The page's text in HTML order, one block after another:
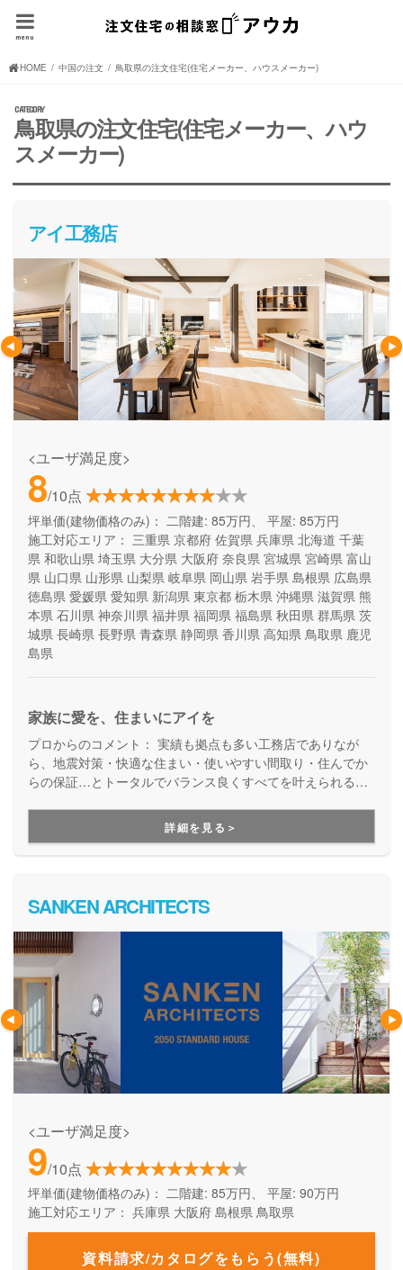
menu
HOME 中国の注文住宅(住宅メーカー、ハウスメーカー)
鳥取県の注文住宅(住宅メーカー、ハウスメーカー)
鳥取県の注文住宅(住宅メーカー、ハウ
スメーカー)
アイ工務店
<ユーザ満足度>
8/10点
坪単価(建物価格のみ)： 二階建: 85万円、 平屋: 85万円
施工対応エリア： 三重県 京都府 佐賀県 兵庫県 北海道 千葉
県 和歌山県 埼玉県 大分県 大阪府 奈良県 宮城県 宮崎県 富山
県 山口県 山形県 山梨県 岐阜県 岡山県 岩手県 島根県 広島県
徳島県 愛媛県 愛知県 新潟県 東京都 栃木県 沖縄県 滋賀県 熊
本県 石川県 神奈川県 福井県 福岡県 福島県 秋田県 群馬県 茨
城県 長崎県 長野県 青森県 静岡県 香川県 高知県 鳥取県 鹿児
島県
家族に愛を、住まいにアイを
プロからのコメント： 実績も拠点も多い工務店でありなが
ら、地震対策・快適な住まい・使いやすい間取り・住んでか
らの保証…とトータルでバランス良くすべてを叶えられる家
用できる間取り提案も得意なので、末長く安心して暮らせる
住まいをお求めの方、安心できるプロにまるっとお任せした
い方にもお勧めしています。
詳細を見る＞
SANKEN ARCHITECTS
<ユーザ満足度>
9/10点
坪単価(建物価格のみ)： 二階建: 85万円、 平屋: 90万円
施工対応エリア： 兵庫県 大阪府 島根県 鳥取県
資料請求/カタログをもらう(無料)